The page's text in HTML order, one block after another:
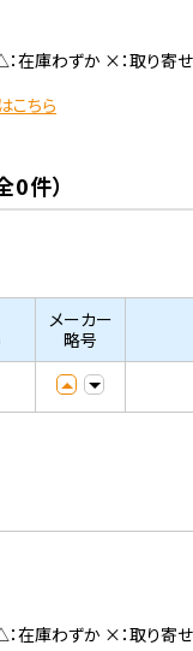
在庫わずか ×：取り寄
こちら
0件）
メーカー
略号
在庫わずか ×：取り寄